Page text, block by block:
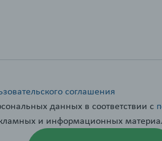
соглашения
данных в соответствии с
и информационных
Обучайтесь,
Подробнее